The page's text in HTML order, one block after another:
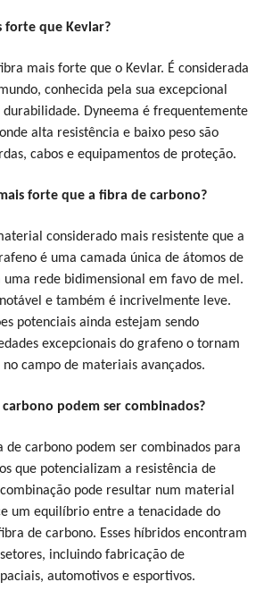
forte que Kevlar?
mais forte que o Kevlar. É considerada
conhecida pela sua excepcional
Dyneema é frequentemente
alta resistência e baixo peso são
cabos e equipamentos de proteção.
forte que a fibra de carbono?
considerado mais resistente que a
é uma camada única de átomos de
uma rede bidimensional em favo de mel.
e também é incrivelmente leve.
potenciais ainda estejam sendo
excepcionais do grafeno o tornam
campo de materiais avançados.
podem ser combinados?
de carbono podem ser combinados para
que potencializam a resistência de
pode resultar num material
um equilíbrio entre a tenacidade do
de carbono. Esses híbridos encontram
incluindo fabricação de
automotivos e esportivos.